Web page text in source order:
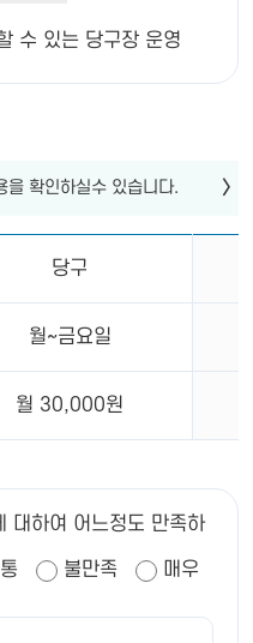
수 있는 당구장 운영
당구
월~금요일
월 30,000원
대하여 어느정도 만족하
불만족
매우